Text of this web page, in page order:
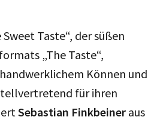
Taste“, der süßen
„The Taste“,
Können und
für ihren
Sebastian Finkbeiner aus